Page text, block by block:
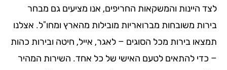
היינות והמשקאות החריפים, אנו מציעים גם מבחר
משובחות מברואריות מובילות מהארץ ומחו"ל. אצלנו
בירות מכל הסוגים – לאגר, אייל, חיטה ובירות כהות
להתאים לטעם האישי של כל אחד. השירות המהיר